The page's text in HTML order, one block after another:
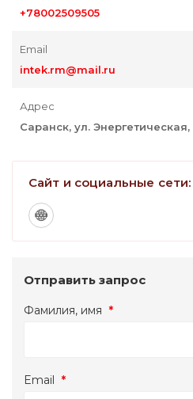
+78002509505
Email
intek.rm@mail.ru
Адрес
Саранск, ул. Энергетическая,
Сайт и социальные сети:
Отправить запрос
Фамилия, имя *
Email *